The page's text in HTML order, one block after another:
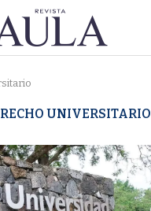
UNIVERSITARIO